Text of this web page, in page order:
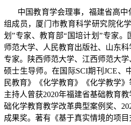
中国教育学会理事，福建省高
组成员，厦门市教育科学研究院化
划”专家、教育部“国培计划”专家
师范大学、人民教育出版社、山东科
专家。陕西师范大学、江西师范大
硕士生导师。在 国际SCI期刊JCE、
民教育》《化学教育》《化学教学
主持人曾获2020年福建省基础教育
础化学教育教学改革典型案例奖、
成果奖。著有《基于真实情境的项